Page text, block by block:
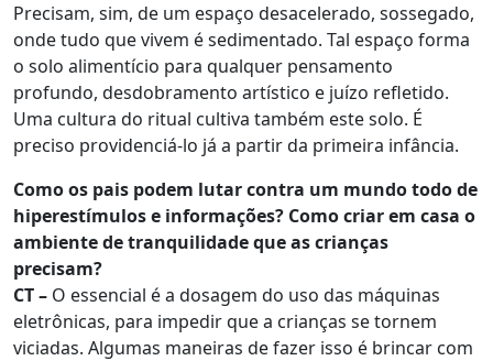
Precisam, sim, de um espaço desacelerado, sossegado,
onde tudo que vivem é sedimentado. Tal espaço forma
o solo alimentício para qualquer pensamento
profundo, desdobramento artístico e juízo refletido.
Uma cultura do ritual cultiva também este solo. É
preciso providenciá-lo já a partir da primeira infância.
Como os pais podem lutar contra um mundo todo de
hiperestímulos e informações? Como criar em casa o
ambiente de tranquilidade que as crianças
precisam?
CT – O essencial é a dosagem do uso das máquinas
eletrônicas, para impedir que a crianças se tornem
viciadas. Algumas maneiras de fazer isso é brincar com